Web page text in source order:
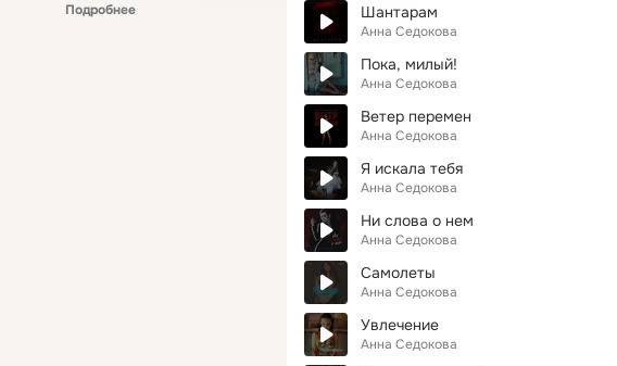
Подробнее
Шантарам
Анна Седокова
Пока, милый!
Анна Седокова
Ветер перемен
Анна Седокова
Я искала тебя
Анна Седокова
Ни слова о нем
Анна Седокова
Самолеты
Анна Седокова
Увлечение
Анна Седокова